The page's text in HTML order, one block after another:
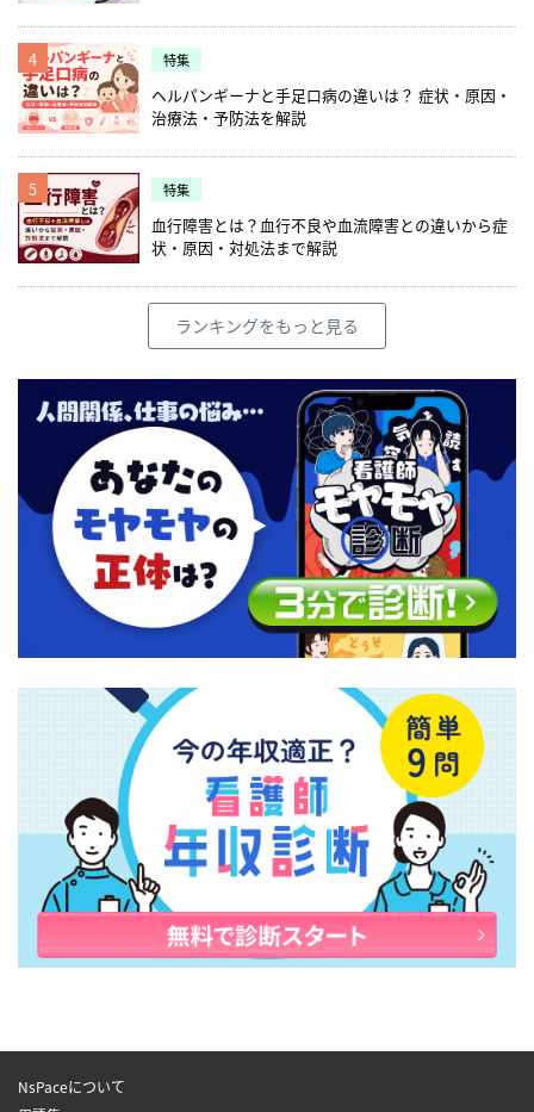
診察機関の6か月から3か月への短縮、慢性頭
痛や在宅自己注射等の対象疾患の見直し等。
令和２年度診療報酬改定の概要（全体版)
※2 0410対応における(株)インテグリティ・
ヘルスケアの見解 ※3 第13回オンライン診
る検討会 資料1今後の検討のスケジュールに
ついて ※4 第10回オンライン診療の適切な
実施に関する指針の見直しに関する検討会
資料2 令和2年4月～6月の電話診療・オンライ
ン診療の実績の検証について、第11回オンラ
に関する検討会 資料2-2 令和2年7月～9月の
電話診療・オンライン診療の実績の検証の結
果 ※5 2020-11-2 第11回オンライン診療の
討会 介護報酬、診療報酬改定についてもっと
知りたい方は、こちらの特集記事をご覧くだ
さい。
があります。 こういう時期だからこそ訪問看
護の大切さを伝えていくことで、スタッフ自
身に「自分が看護に行くことに意味があるん
だ」と思ってもらうことが必要ですし、利用
者さん自身も「相談していいんだ」と思う、
す。 経営的な面でお話すると、先日の訪問看
護財団の発表でもあったように多くのステー
ションさんで収益が下がっている中、当社は
実は20%ぐらい利用者さんが増えている状況
です。 コロナ禍では、ケアマネジャーさんは
いという選択肢ではなく、電話でケアマネジ
ャーさんの不安に寄り添いコミュニケーショ
すでに連携しているケアマネジャーさんに
は、ご利用者の状態を丁寧に説明したり、ま
だ連携していないケアマネジャーさんには、
プランを作る上で困っていることはないかな
ど相談にのったりしています。 この状況で
「どう訪問看護ステーションを運営していけ
ばよいかわからない」という声を非常に多く
聞きます。当社では現在訪問看護事業として
の感染予防対策を誰にでもわかりやすい形で
マニュアル化しています。 今後はこの社内で
作っているマニュアルも外部に公開して、訪
問看護業界全体に少しでも貢献できればと考
えています。 リカバリーインターナショナル
大学在学中に海外にホームステイしたことを
きっかけに、海外で働くことに興味を持つ。
卒業後、手術室勤務を経てオーストラリアで
働くが現実と理想のギャップに、看護師とし
て働く自信を失う。その後、旅行先のフィリ
ピンの在宅医療に強い衝撃を受け、帰国後に
リカバリーインターナショナル株式会社を設
立。2020年12月現在、設立７年で11事業所を
運営している。 インタビューをした人 シニ
アライフデザイン 堀内裕子 桜美林大学大学
院老年学研究科博士前期課程修了。「ジェロ
ントロジスト」のコンサルタント・マーケッ
ターとして、シニア案件に数多く参画。日本
性・実務性を踏まえてさらにディスカッショ
ンし、訪問看護事業所向けに内容をまとめた
ものをウェブ上に公開している。 WyL株式会
社 代表取締役 / ウィル訪問看護ステーション
江戸川 所長 / 看護師・保健師・在宅看護専門
し、直営で2店舗、関連会社でフランチャイ
ズ4店舗を運営。(2020年12月現在)「全ての人
児、精神、神経難病、困難な社会的な背景が
あるなど、在宅療養の中でも受け皿の少ない
利用者を中心に訪問看護事業を展開してい
ザイン 堀内裕子 桜美林大学大学院老年学研
究科博士前期課程修了。「ジェロントロジス
ト」のコンサルタント・マーケッターとし
て、シニア案件に数多く参画。日本応用老年
学会常任理事、日本市民安全学会常任理事を
務め、リサーチ・コンサルティングとして、
大手不動産企業新規商業施設戦略／大手GMS
のシニア向け売り場企画／大手百貨店の高齢
者向けサービス・婦人服企画等を多数行う。
活動にはNHK 総合 「首都圏情報ネタド
リ！」出演、「新シニア市場攻略のカギはモ
ラトリアムおじさんだ！」（ダイヤモンド
社）編著他、企業・自治体での講演多数。 新
型コロナ感染症対策についてもっと知りたい
方は、こちらの特集記事をご覧ください。
N（Nurse：看護師）といるP（Patient：患
者）をスマートフォンやPC等で繋ぎ、オンラ
インで診察をするモデルのことです。 今後、
訪問看護師には具体的にどんなことが求めら
れるのでしょうか、詳しくはこちらのコラム
て、診療報酬と介護報酬の動向も流動的に変
わっていくかもしれません。新型コロナで制
度的に進んだ面もありますが、一刻も早い収
束を願うばかりです。
をすること」と佐渡本さんは言います。仮に
場合、2週間は訪問看護業務が停止になって
しまうからです。 そのためには、適切な対策
が必要になります。発熱者の訪問に個人防護
清潔管理の限界があるかもしれませんが、個
人防護具を身につけていても、対応に不備が
あるとウイルスが付着してしまう可能性があ
ります。 感染管理認定看護師ならではの新型
コロナウイルス感染症への具体的な感染管理
アドバイスについて、詳しくはこちらの取材
記事をご覧ください。 感染管理認定看護師に
聞く、新型コロナの感染対策(テンハート訪問
看護ステーション 佐渡本琢也) どの訪問看
護ステーションも、苦しい状況の中で訪問し
続けてくださっていると思います。この特集
が、新型コロナウイルスの猛威を乗り切って
いくためのヒントとなれば幸いです。 またツ
ールには感染症のマニュアルも準備しており
ますので、こちらも合わせてご活用下さい。
4 特集
ヘルパンギーナと手足口病の違いは？ 症状・原因・
治療法・予防法を解説
5 特集
血行障害とは？血行不良や血流障害との違いから症
状・原因・対処法まで解説
ランキングをもっと見る
NsPaceについて